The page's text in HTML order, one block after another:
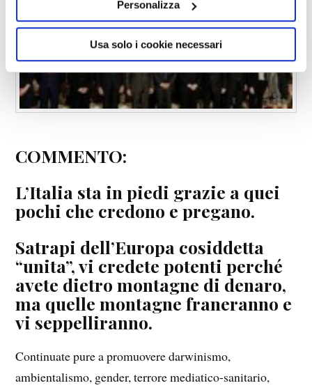
Personalizza
Usa solo i cookie necessari
COMMENTO:
L’Italia sta in piedi grazie a quei
pochi che credono e pregano.
Satrapi dell’Europa cosiddetta
“unita”, vi credete potenti perché
avete dietro montagne di denaro,
ma quelle montagne franeranno e
vi seppelliranno.
Continuate pure a promuovere darwinismo,
ambientalismo, gender, terrore mediatico-sanitario,